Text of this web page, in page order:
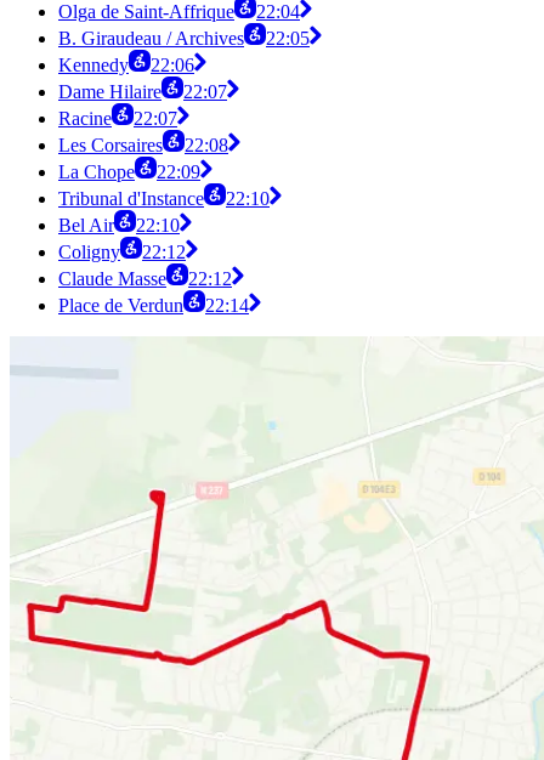
Olga de Saint-Affrique
22:04
B. Giraudeau / Archives
22:05
Kennedy
22:06
Dame Hilaire
22:07
Racine
22:07
Les Corsaires
22:08
La Chope
22:09
Tribunal d'Instance
22:10
Bel Air
22:10
Coligny
22:12
Claude Masse
22:12
Place de Verdun
22:14